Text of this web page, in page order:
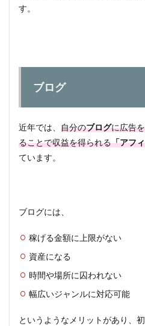
す。
ブログ
近年では、 自分のブログに広告
ることで収益を得られる「アフ
ています。
ブログには、
稼げる金額に上限がない
資産になる
時間や場所に囚われない
幅広いジャンルに対応可能
というようなメリットがあり、